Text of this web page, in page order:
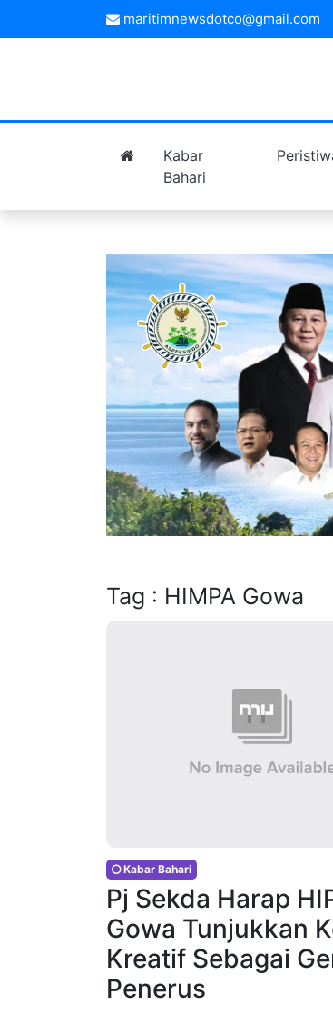
maritimnewsdotco@gmail.com
Kabar
Bahari
Tag : HIMPA Gowa
Kabar Bahari
Pj Sekda Harap
Gowa Tunjukkan
Kreatif Sebagai
Penerus